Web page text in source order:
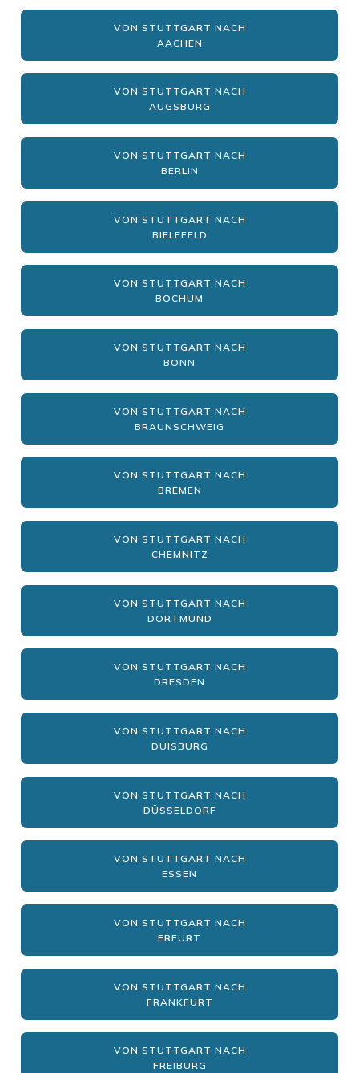
VON STUTTGART NACH
AACHEN
VON STUTTGART NACH
AUGSBURG
VON STUTTGART NACH
BERLIN
VON STUTTGART NACH
BIELEFELD
VON STUTTGART NACH
BOCHUM
VON STUTTGART NACH
BONN
VON STUTTGART NACH
BRAUNSCHWEIG
VON STUTTGART NACH
BREMEN
VON STUTTGART NACH
CHEMNITZ
VON STUTTGART NACH
DORTMUND
VON STUTTGART NACH
DRESDEN
VON STUTTGART NACH
DUISBURG
VON STUTTGART NACH
DÜSSELDORF
VON STUTTGART NACH
ESSEN
VON STUTTGART NACH
ERFURT
VON STUTTGART NACH
FRANKFURT
VON STUTTGART NACH
FREIBURG